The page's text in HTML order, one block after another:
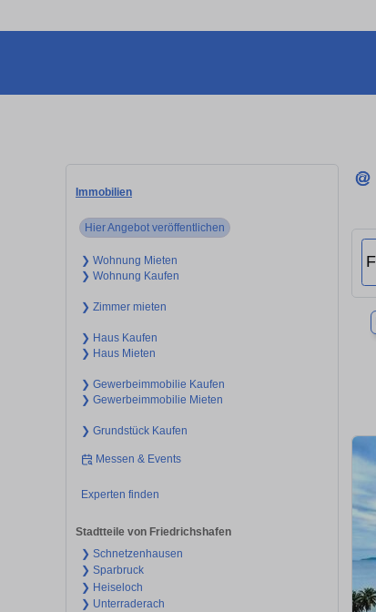
Immobilien
Hier Angebot veröffentlichen
❯ Wohnung Mieten
❯ Wohnung Kaufen
❯ Zimmer mieten
❯ Haus Kaufen
❯ Haus Mieten
❯ Gewerbeimmobilie Kaufen
❯ Gewerbeimmobilie Mieten
❯ Grundstück Kaufen
Messen & Events
Experten finden
Stadtteile von Friedrichshafen
❯ Schnetzenhausen
❯ Sparbruck
❯ Heiseloch
❯ Unterraderach